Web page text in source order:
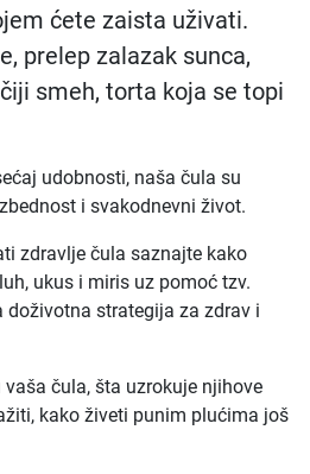
ćete zaista uživati.
prelep zalazak sunca,
smeh, torta koja se topi
udobnosti, naša čula su
i svakodnevni život.
zdravlje čula saznajte kako
ukus i miris uz pomoć tzv.
doživotna strategija za zdrav i
čula, šta uzrokuje njihove
kako živeti punim plućima još